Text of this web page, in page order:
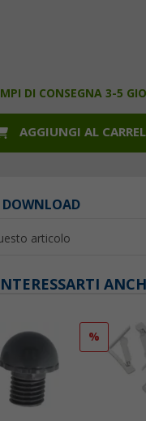
DI CONSEGNA 3-5
AGGIUNGI AL
articolo
%